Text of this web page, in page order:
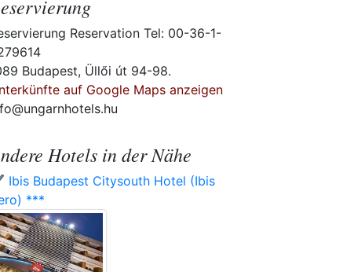
Reservation Tel: 00-36-1-
Budapest, Üllői út 94-98.
auf Google Maps anzeigen
Hotels in der Nähe
Budapest Citysouth Hotel (Ibis
***